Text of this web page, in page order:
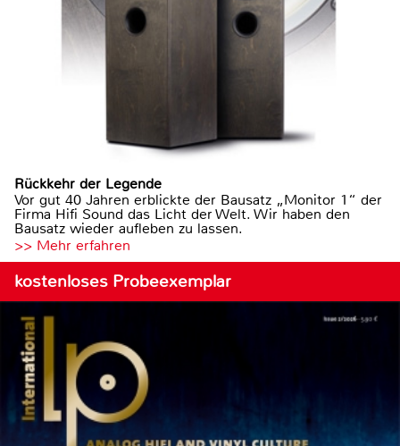
Rückkehr der Legende
Vor gut 40 Jahren erblickte der Bausatz „Monitor 1“ der
Firma Hifi Sound das Licht der Welt. Wir haben den
Bausatz wieder aufleben zu lassen.
>> Mehr erfahren
kostenloses Probeexemplar